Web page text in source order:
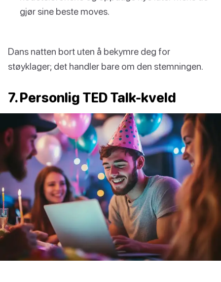
gjør sine beste moves.
Dans natten bort uten å bekymre deg for
støyklager; det handler bare om den stemningen.
7. Personlig TED Talk-kveld